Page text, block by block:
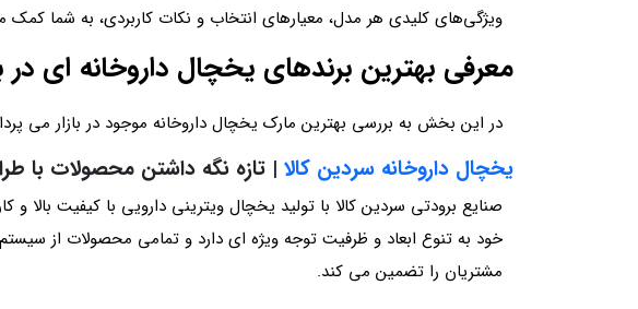
ویژگی‌های کلیدی هر مدل، معیارهای انتخاب و نکات کاربردی، به شما کمک
معرفی بهترین برندهای یخچال داروخانه‌ ای در
در این بخش به بررسی بهترین مارک یخچال داروخانه موجود در بازار می
یخچال داروخانه سردین کالا | تازه نگه داشتن محصولات با
صنایع برودتی سردین کالا با تولید یخچال ویترینی دارویی با کیفیت
خود به تنوع ابعاد و ظرفیت توجه ویژه‌ ای دارد و تمامی محصولات از
مشتریان را تضمین می‌ کند.